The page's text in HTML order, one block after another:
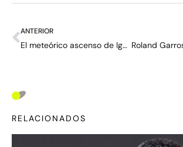
ANTERIOR
El meteórico ascenso de Ignacio Buse: “No me esperaba que todo pasara tan rápido”
RELACIONADOS